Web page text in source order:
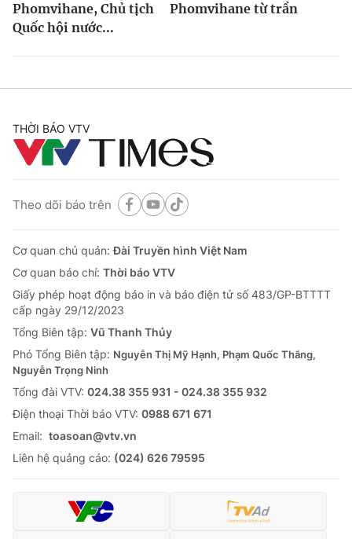
Phomvihane, Chủ tịch
Quốc hội nước...
Phomvihane từ trần
THỜI BÁO VTV
Theo dõi báo trên
Cơ quan chủ quản:Đài Truyền hình Việt Nam
Cơ quan báo chí: Thời báo VTV
Giấy phép hoạt động báo in và báo điện tử số 483/GP-BTTTT
cấp ngày 29/12/2023
Tổng Biên tập: Vũ Thanh Thủy
Phó Tổng Biên tập: Nguyễn Thị Mỹ Hạnh, Phạm Quốc Thắng,
Nguyễn Trọng Ninh
Tổng đài VTV: 024.38 355 931 - 024.38 355 932
Ðiện thoại Thời báo VTV: 0988 671 671
Email: toasoan@vtv.vn
Liên hệ quảng cáo: (024) 626 79595